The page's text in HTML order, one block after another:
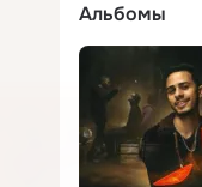
Альбомы